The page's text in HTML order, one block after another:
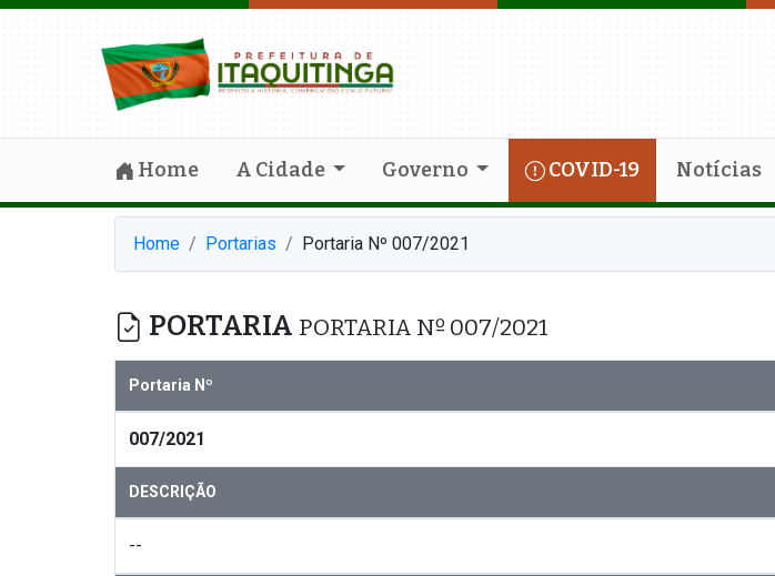
Home A Cidade Governo COVID-19 Notícias
Home Portarias Portaria Nº 007/2021
PORTARIA PORTARIA Nº 007/2021
Portaria Nº
007/2021
DESCRIÇÃO
--